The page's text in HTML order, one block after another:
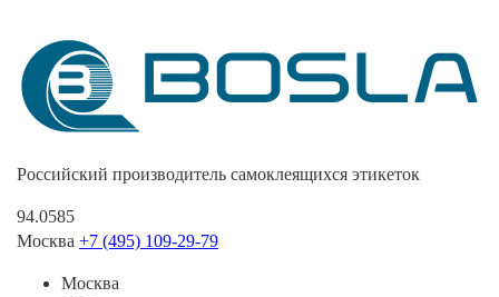
Российский производитель самоклеящихся этикеток
94.0585
Москва +7 (495) 109-29-79
Москва